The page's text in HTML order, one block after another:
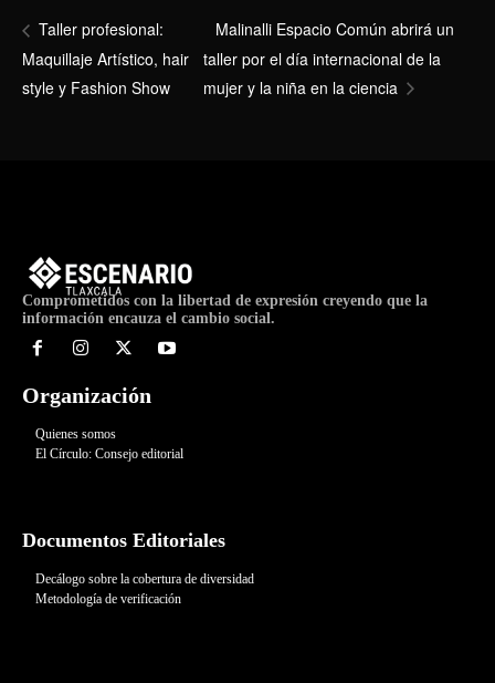
Taller profesional:
Maquillaje Artístico, hair
style y Fashion Show
Malinalli Espacio Común abrirá un
taller por el día internacional de la
mujer y la niña en la ciencia
Comprometidos con la libertad de expresión creyendo que la
información encauza el cambio social.
Organización
Quienes somos
El Círculo: Consejo editorial
Documentos Editoriales
Decálogo sobre la cobertura de diversidad
Metodología de verificación